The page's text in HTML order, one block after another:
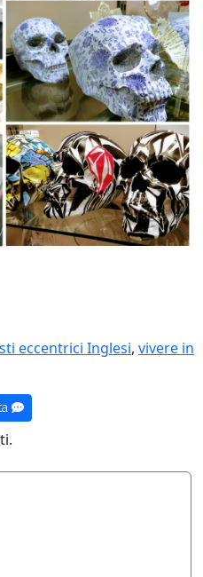
eccentrici Inglesi, vivere in